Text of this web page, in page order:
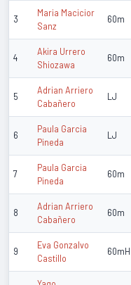
3
Maria Macicior
Sanz
60m
4
Akira Urrero
Shiozawa
60m
5
Adrian Arriero
Cabañero
LJ
6
Paula Garcia
Pineda
LJ
7
Paula Garcia
Pineda
60m
8
Adrian Arriero
Cabañero
60m
9
Eva Gonzalvo
Castillo
60mH